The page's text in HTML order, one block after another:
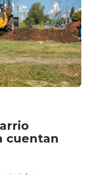
cuentan